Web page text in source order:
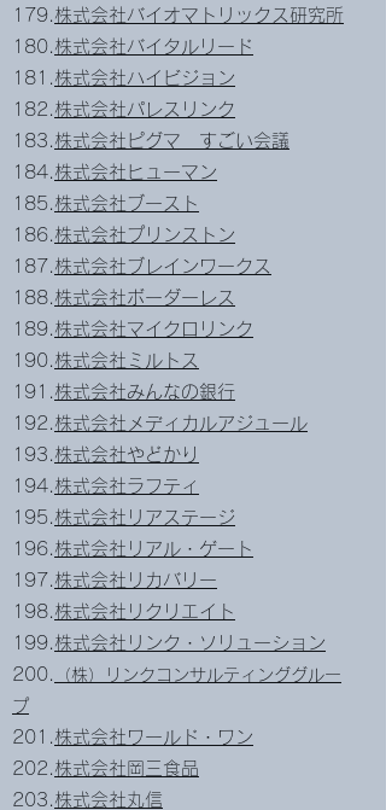
179. 株式会社バイオマトリックス研究所
180. 株式会社バイタルリード
181. 株式会社ハイビジョン
182. 株式会社パレスリンク
183. 株式会社ピグマ すごい会議
184. 株式会社ヒューマン
185. 株式会社ブースト
186. 株式会社プリンストン
187. 株式会社ブレインワークス
188. 株式会社ボーダーレス
189. 株式会社マイクロリンク
190. 株式会社ミルトス
191. 株式会社みんなの銀行
192. 株式会社メディカルアジュール
193. 株式会社やどかり
194. 株式会社ラフティ
195. 株式会社リアステージ
196. 株式会社リアル・ゲート
197. 株式会社リカバリー
198. 株式会社リクリエイト
199. 株式会社リンク・ソリューション
200.
（株）リンクコンサルティンググルー
プ
201. 株式会社ワールド・ワン
202. 株式会社岡三食品
203. 株式会社丸信